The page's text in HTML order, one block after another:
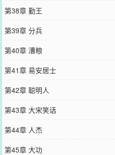
第38章 勤王
第39章 分兵
第40章 漕粮
第41章 易安居士
第42章 聪明人
第43章 大宋笑话
第44章 人杰
第45章 大功